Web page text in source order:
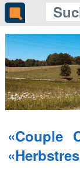
«Couple